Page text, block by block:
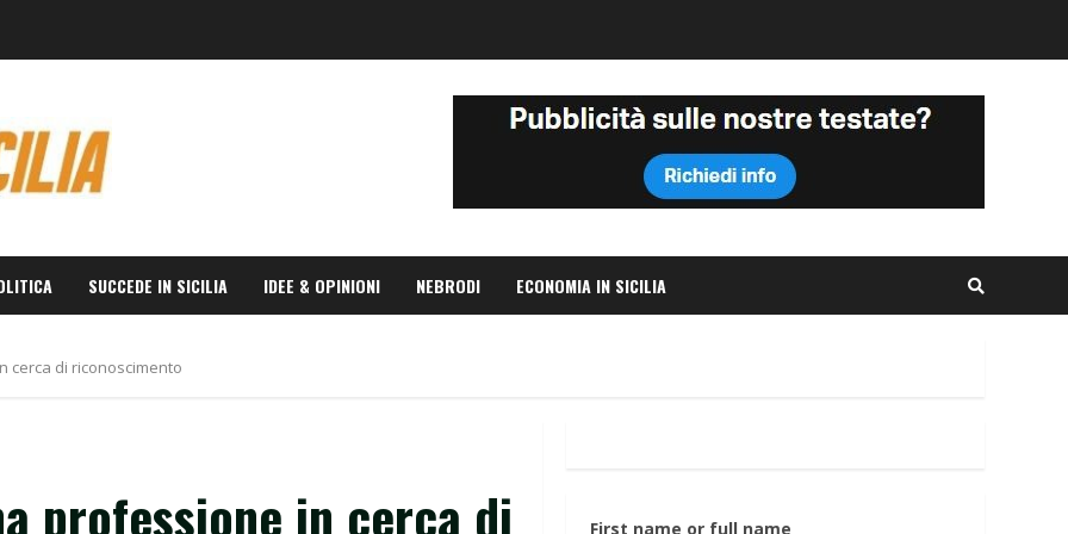
SUCCEDE IN SICILIA IDEE & OPINIONI NEBRODI ECONOMIA IN SICILIA
cerca di riconoscimento
professione in cerca di
First name or full name